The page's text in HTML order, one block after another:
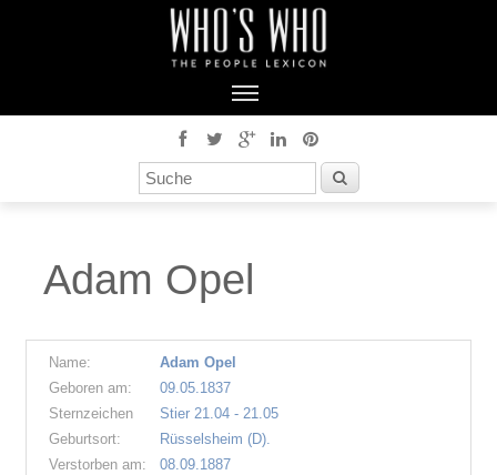
Adam Opel
Name:
Adam Opel
Geboren am:
09.05.1837
Sternzeichen
Stier 21.04 - 21.05
Geburtsort:
Rüsselsheim (D).
Verstorben am:
08.09.1887